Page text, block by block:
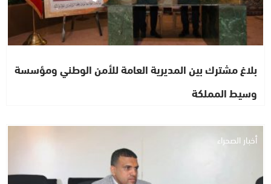
بلاغ مشترك بين المديرية العامة للأمن الوطني ومؤسسة
وسيط المملكة
أخبار الصحراء